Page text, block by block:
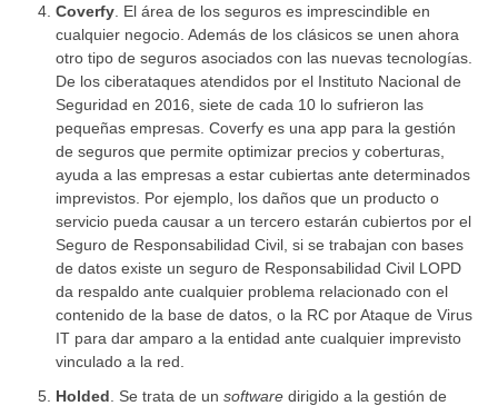
Coverfy . El área de los seguros es imprescindible en
cualquier negocio. Además de los clásicos se unen ahora
otro tipo de seguros asociados con las nuevas tecnologías.
De los ciberataques atendidos por el Instituto Nacional de
Seguridad en 2016, siete de cada 10 lo sufrieron las
pequeñas empresas. Coverfy es una app para la gestión
de seguros que permite optimizar precios y coberturas,
ayuda a las empresas a estar cubiertas ante determinados
imprevistos. Por ejemplo, los daños que un producto o
servicio pueda causar a un tercero estarán cubiertos por el
Seguro de Responsabilidad Civil, si se trabajan con bases
de datos existe un seguro de Responsabilidad Civil LOPD
da respaldo ante cualquier problema relacionado con el
contenido de la base de datos, o la RC por Ataque de Virus
IT para dar amparo a la entidad ante cualquier imprevisto
vinculado a la red.
Holded . Se trata de un software dirigido a la gestión de